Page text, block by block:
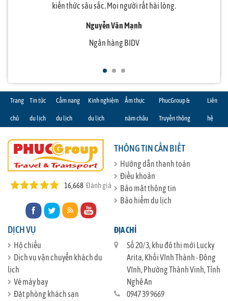
kiến thức sâu sắc. Mọi người rất hài lòng.
Nguyễn Văn Mạnh
Ngân hàng BIDV
nhất về Du lịch PhucGroup. Xin cảm ơn Quý công ty.
Nguyễn Quốc Bình
Vietnam Airlines
du lịch tiện nghi.
Tô Thị Hạnh
Công ty Thông tin tín hiệu Đường sắt Vinh
Trang
chủ
Tin tức
du lịch
Cẩm nang
du lịch
Kinh nghiệm
du lịch
Ẩm thực
năm châu
PhucGroup &
Truyền thông
Liên
hệ
16,668 Đánh giá
THÔNG TIN CẦN BIẾT
Hướng dẫn thanh toán
Điều khoản
Bảo mật thông tin
Bảo hiểm du lịch
DỊCH VỤ
Hộ chiếu
Dịch vụ vận chuyển khách du
lịch
Vé máy bay
Đặt phòng khách sạn
ĐỊA CHỈ
Số 20/3, khu đô thị mới Lucky
Arita, Khối Vĩnh Thành - Đông
Vĩnh, Phường Thành Vinh, Tỉnh
Nghệ An
0947 39 9669